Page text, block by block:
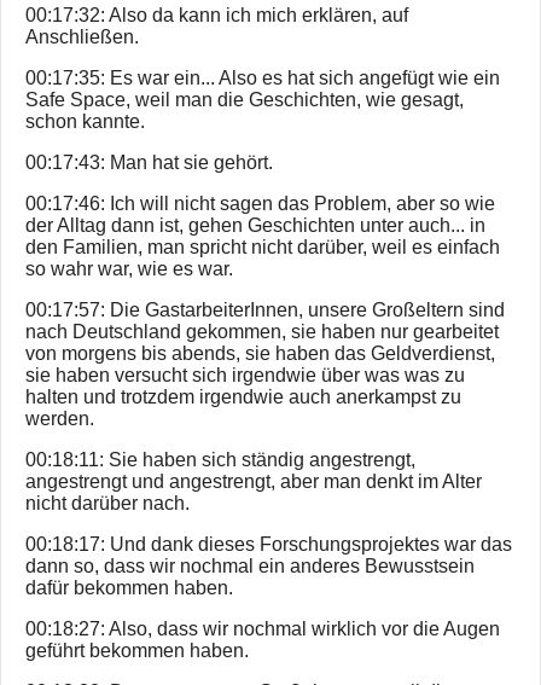
00:17:32: Also da kann ich mich erklären, auf
Anschließen.
00:17:35: Es war ein... Also es hat sich angefügt wie ein
Safe Space, weil man die Geschichten, wie gesagt,
schon kannte.
00:17:43: Man hat sie gehört.
00:17:46: Ich will nicht sagen das Problem, aber so wie
der Alltag dann ist, gehen Geschichten unter auch... in
den Familien, man spricht nicht darüber, weil es einfach
so wahr war, wie es war.
00:17:57: Die GastarbeiterInnen, unsere Großeltern sind
nach Deutschland gekommen, sie haben nur gearbeitet
von morgens bis abends, sie haben das Geldverdienst,
sie haben versucht sich irgendwie über was was zu
halten und trotzdem irgendwie auch anerkampst zu
werden.
00:18:11: Sie haben sich ständig angestrengt,
angestrengt und angestrengt, aber man denkt im Alter
nicht darüber nach.
00:18:17: Und dank dieses Forschungsprojektes war das
dann so, dass wir nochmal ein anderes Bewusstsein
dafür bekommen haben.
00:18:27: Also, dass wir nochmal wirklich vor die Augen
geführt bekommen haben.